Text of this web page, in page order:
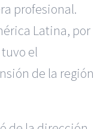
profesional.
Latina, por
el
de la región